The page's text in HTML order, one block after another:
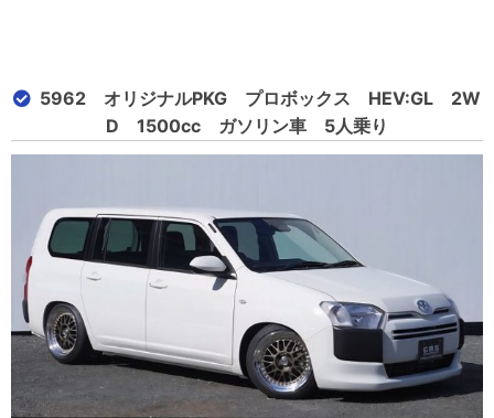
5962 オリジナルPKG プロボックス HEV:GL 2W
D 1500cc ガソリン車 5人乗り